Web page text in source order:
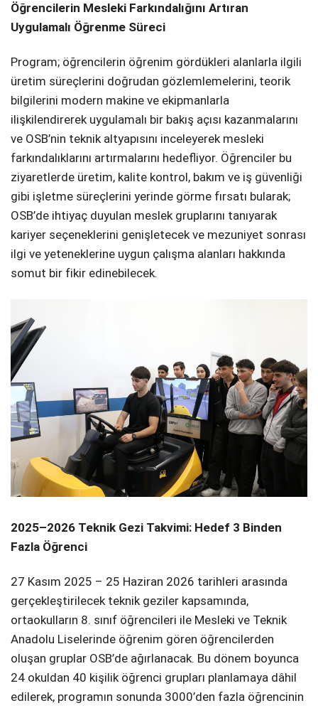
Öğrencilerin Mesleki Farkındalığını Artıran
Uygulamalı Öğrenme Süreci
Program; öğrencilerin öğrenim gördükleri alanlarla ilgili
üretim süreçlerini doğrudan gözlemlemelerini, teorik
bilgilerini modern makine ve ekipmanlarla
ilişkilendirerek uygulamalı bir bakış açısı kazanmalarını
ve OSB’nin teknik altyapısını inceleyerek mesleki
farkındalıklarını artırmalarını hedefliyor. Öğrenciler bu
ziyaretlerde üretim, kalite kontrol, bakım ve iş güvenliği
gibi işletme süreçlerini yerinde görme fırsatı bularak;
OSB’de ihtiyaç duyulan meslek gruplarını tanıyarak
kariyer seçeneklerini genişletecek ve mezuniyet sonrası
ilgi ve yeteneklerine uygun çalışma alanları hakkında
somut bir fikir edinebilecek.
2025–2026 Teknik Gezi Takvimi: Hedef 3 Binden
Fazla Öğrenci
27 Kasım 2025 – 25 Haziran 2026 tarihleri arasında
gerçekleştirilecek teknik geziler kapsamında,
ortaokulların 8. sınıf öğrencileri ile Mesleki ve Teknik
Anadolu Liselerinde öğrenim gören öğrencilerden
oluşan gruplar OSB’de ağırlanacak. Bu dönem boyunca
24 okuldan 40 kişilik öğrenci grupları planlamaya dâhil
edilerek, programın sonunda 3000’den fazla öğrencinin